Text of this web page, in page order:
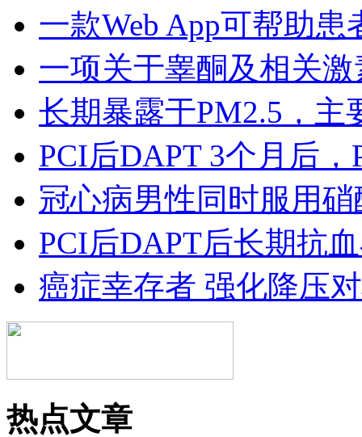
一款Web App可帮助
一项关于睾酮及相关
长期暴露于PM2.5，
PCI后DAPT 3个月后
冠心病男性同时服用
PCI后DAPT后长期抗
癌症幸存者 强化降压
热点文章